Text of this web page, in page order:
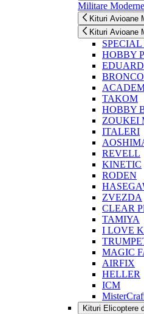
Militare Moderne
Kituri Avioane
Kituri Avioane
HOBBY
EDUARD
BRONCO
TAKOM
HOBBY
ZOUKEI
ITALERI
REVELL
KINETIC
RODEN
ZVEZDA
CLEAR
TAMIYA
I LOVE
MAGIC
AIRFIX
HELLER
ICM
Kituri Elicoptere